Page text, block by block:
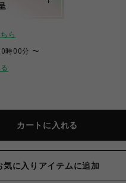
ら
時00分 〜
カートに入れる
気に入りアイテムに追加